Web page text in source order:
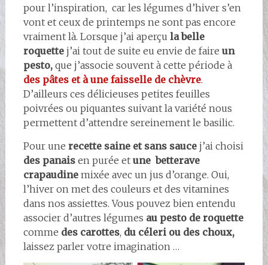
pour l’inspiration, car les légumes d’hiver s’en
vont et ceux de printemps ne sont pas encore
vraiment là. Lorsque j’ai aperçu la belle
roquettej’ai tout de suite eu envie de faire un
pesto, que j’associe souvent à cette période à
des pâtes et à une faisselle de chèvre.
D’ailleurs ces délicieuses petites feuilles
poivrées ou piquantes suivant la variété nous
permettent d’attendre sereinement le basilic.
Pour une recette saine et sans saucej’ai choisi
des panais en purée et une betterave
crapaudine mixée avec un jus d’orange. Oui,
l’hiver on met des couleurs et des vitamines
dans nos assiettes. Vous pouvez bien entendu
associer d’autres légumes au pesto de roquette
comme des carottes, du céleri ou des choux,
laissez parler votre imagination …